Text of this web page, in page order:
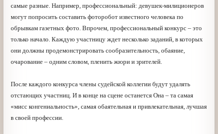
инструкторы, стюардессы и т.д. Конкурсы, в которых
им предстоит соревноваться, – самые разные.
Например, профессиональный: девушек-милиционеров
могут попросить составить фоторобот известного
человека по обрывкам газетных фото. Впрочем,
профессиональный конкурс – это только начало.
они должны продемонстрировать сообразительность,
обаяние, очарование – одним словом, пленить жюри и
зрителей.